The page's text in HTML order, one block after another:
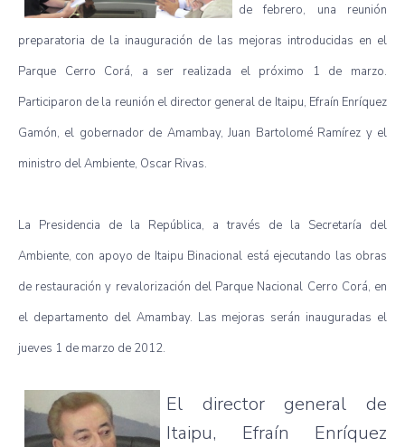
defebrero, una
reunión
preparatoria de la inauguración de las mejoras introducidas en el
Parque Cerro Corá, a ser realizada el próximo 1 de marzo.
Participaron de la reunión el director general de Itaipu, Efraín Enríquez
Gamón, el gobernadorde Amambay, Juan Bartolomé Ramírez y el
ministro delAmbiente, Oscar Rivas.
La Presidencia de la República, a través de la Secretaría del
Ambiente, con apoyo de Itaipu Binacional está ejecutando las obras
de restauración y revalorización del Parque Nacional Cerro Corá, en
el departamento del Amambay. Las mejoras serán inauguradas el
jueves 1 de marzo de 2012.
El director general de
Itaipu, Efraín
Enríquez